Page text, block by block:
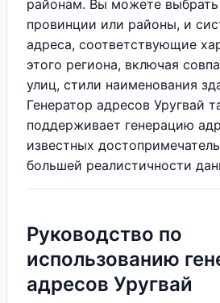
районам. Вы можете
провинции или районы, и
адреса, соответствующие
этого региона, включая
улиц, стили наименования
Генератор адресов Уругвай
поддерживает генерацию
известных
большей реалистичности
Руководство по
использованию
адресов Уругвай